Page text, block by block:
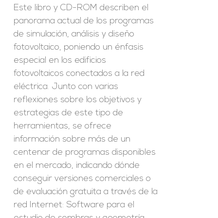
Este libro y CD-ROM describen el
panorama actual de los programas
de simulación, análisis y diseño
fotovoltaico, poniendo un énfasis
especial en los edificios
fotovoltaicos conectados a la red
eléctrica. Junto con varias
reflexiones sobre los objetivos y
estrategias de este tipo de
herramientas, se ofrece
información sobre más de un
centenar de programas disponibles
en el mercado, indicando dónde
conseguir versiones comerciales o
de evaluación gratuita a través de la
red Internet: Software para el